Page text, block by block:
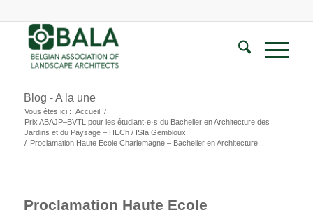
Blog - A la une
Vous êtes ici : Accueil /
Prix ABAJP–BVTL pour les étudiant·e·s du Bachelier en Architecture des
Jardins et du Paysage – HECh / ISIa Gembloux
/ Proclamation Haute Ecole Charlemagne – Bachelier en Architecture...
Proclamation Haute Ecole